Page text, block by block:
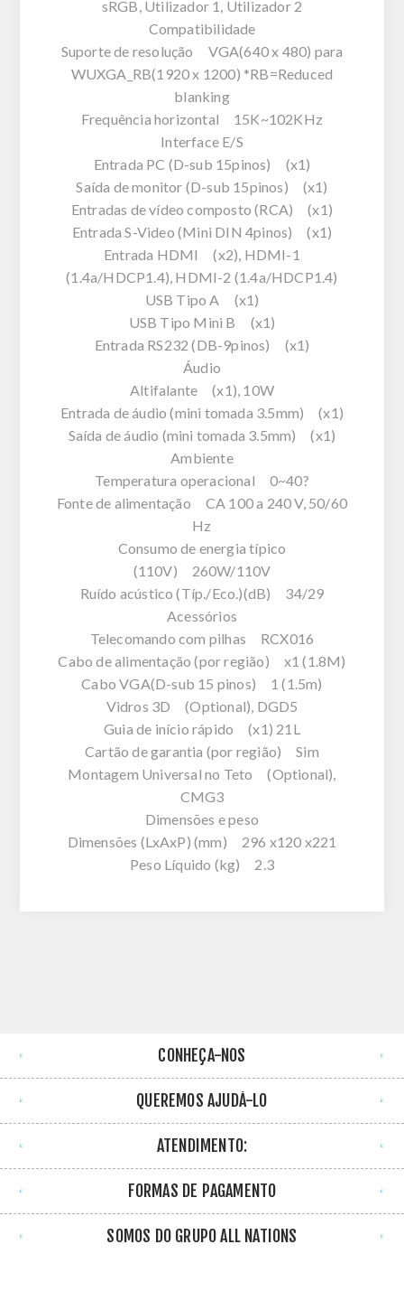
sRGB, Utilizador 1, Utilizador 2
Compatibilidade
Suporte de resolução VGA(640 x 480) para
WUXGA_RB(1920 x 1200) *RB=Reduced
blanking
Frequência horizontal 15K~102KHz
Interface E/S
Entrada PC (D-sub 15pinos) (x1)
Saída de monitor (D-sub 15pinos) (x1)
Entradas de vídeo composto (RCA) (x1)
Entrada S-Video (Mini DIN 4pinos) (x1)
Entrada HDMI (x2), HDMI-1
(1.4a/HDCP1.4), HDMI-2 (1.4a/HDCP1.4)
USB Tipo A (x1)
USB Tipo Mini B (x1)
Entrada RS232 (DB-9pinos) (x1)
Áudio
Altifalante (x1), 10W
Entrada de áudio (mini tomada 3.5mm) (x1)
Saída de áudio (mini tomada 3.5mm) (x1)
Ambiente
Temperatura operacional 0~40?
Fonte de alimentação CA 100 a 240 V, 50/60
Hz
Consumo de energia típico
(110V) 260W/110V
Ruído acústico (Típ./Eco.)(dB) 34/29
Acessórios
Telecomando com pilhas RCX016
Cabo de alimentação (por região) x1 (1.8M)
Cabo VGA(D-sub 15 pinos) 1 (1.5m)
Vidros 3D (Optional), DGD5
Guia de início rápido (x1) 21L
Cartão de garantia (por região) Sim
Montagem Universal no Teto (Optional),
CMG3
Dimensões e peso
Dimensões (LxAxP) (mm) 296 x120 x221
Peso Líquido (kg) 2.3
CONHEÇA-NOS
QUEREMOS AJUDÁ-LO
ATENDIMENTO:
FORMAS DE PAGAMENTO
SOMOS DO GRUPO ALL NATIONS